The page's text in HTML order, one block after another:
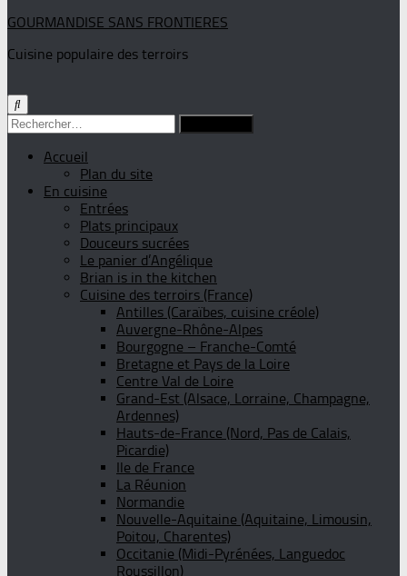
GOURMANDISE SANS FRONTIERES
Cuisine populaire des terroirs
Rechercher :
Accueil
Plan du site
En cuisine
Entrées
Plats principaux
Douceurs sucrées
Le panier d’Angélique
Brian is in the kitchen
Cuisine des terroirs (France)
Antilles (Caraïbes, cuisine créole)
Auvergne-Rhône-Alpes
Bourgogne – Franche-Comté
Bretagne et Pays de la Loire
Centre Val de Loire
Grand-Est (Alsace, Lorraine, Champagne,
Ardennes)
Hauts-de-France (Nord, Pas de Calais,
Picardie)
Ile de France
La Réunion
Normandie
Nouvelle-Aquitaine (Aquitaine, Limousin,
Poitou, Charentes)
Occitanie (Midi-Pyrénées, Languedoc
Roussillon)